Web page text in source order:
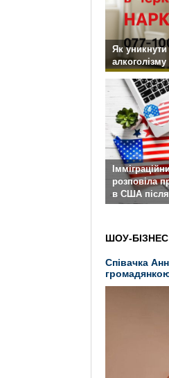
Як уникнути
розповіла
в США після
ШОУ-БІЗНЕС
Співачка